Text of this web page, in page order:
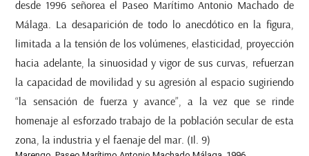
desde 1996 señorea el Paseo Marítimo Antonio Machado de
Málaga. La desaparición de todo lo anecdótico en la figura,
limitada a la tensión de los volúmenes, elasticidad, proyección
hacia adelante, la sinuosidad y vigor de sus curvas, refuerzan
la capacidad de movilidad y su agresión al espacio sugiriendo
“la sensación de fuerza y avance”, a la vez que se rinde
homenaje al esforzado trabajo de la población secular de esta
zona, la industria y el faenaje del mar. (Il. 9)